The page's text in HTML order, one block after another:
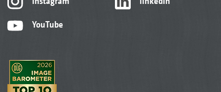
YouTube